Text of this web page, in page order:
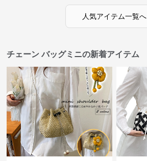
人気アイテム一覧へ
チェーン バッグミニの新着アイテム